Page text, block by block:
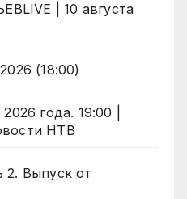
| 10 августа
(18:00)
года. 19:00 |
НТВ
2. Выпуск от